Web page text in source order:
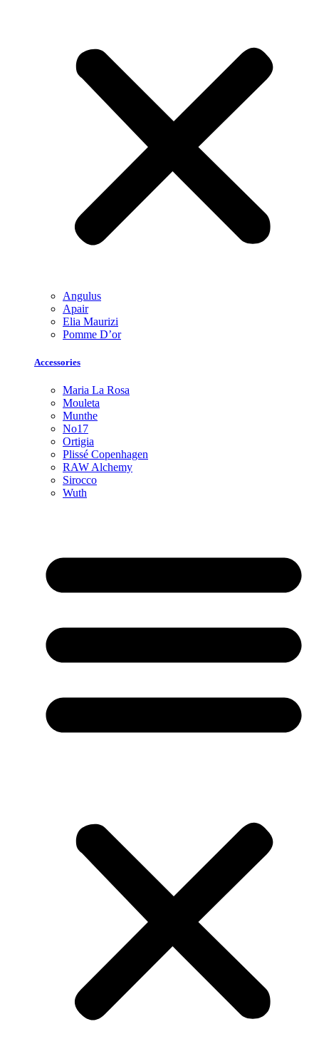
Angulus
Apair
Elia Maurizi
Pomme D’or
Accessories
Maria La Rosa
Mouleta
Munthe
No17
Ortigia
Plissé Copenhagen
RAW Alchemy
Sirocco
Wuth